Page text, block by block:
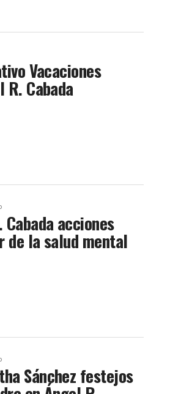
Vacaciones
R. Cabada
acciones
de la salud mental
Sánchez festejos